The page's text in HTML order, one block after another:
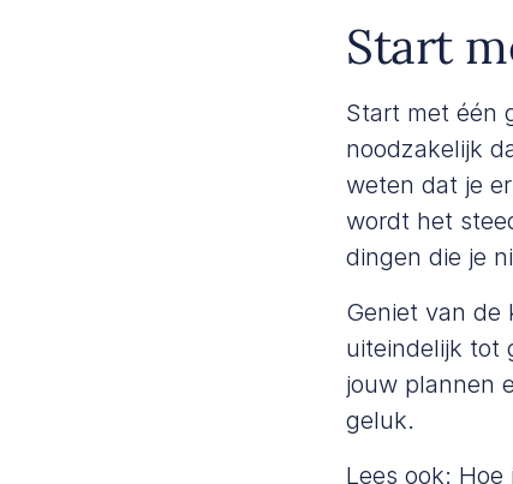
Start
Start met één
noodzakelijk
weten dat je
wordt het
dingen die je
Geniet van de
uiteindelijk tot
jouw plannen
geluk.
Lees ook: Hoe